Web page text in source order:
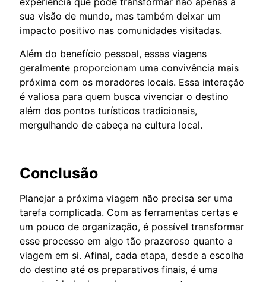
sua visão de mundo, mas também deixar um
impacto positivo nas comunidades visitadas.
Além do benefício pessoal, essas viagens
geralmente proporcionam uma convivência mais
próxima com os moradores locais. Essa interação
é valiosa para quem busca vivenciar o destino
além dos pontos turísticos tradicionais,
mergulhando de cabeça na cultura local.
Conclusão
Planejar a próxima viagem não precisa ser uma
tarefa complicada. Com as ferramentas certas e
um pouco de organização, é possível transformar
esse processo em algo tão prazeroso quanto a
viagem em si. Afinal, cada etapa, desde a escolha
do destino até os preparativos finais, é uma